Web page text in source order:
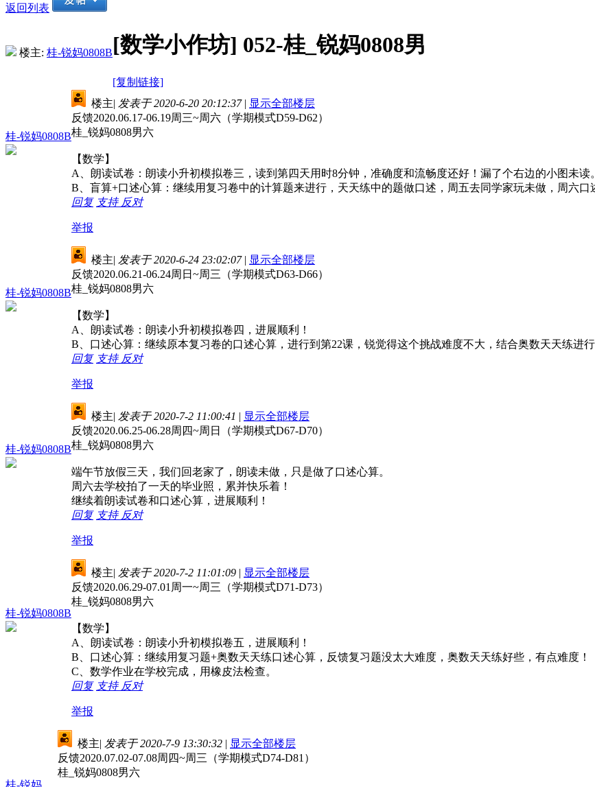
返回列表
楼主: 桂-锐妈0808B[数学小作坊] 052-桂_锐妈0808男
[复制链接]
桂-锐妈0808B
楼主| 发表于 2020-6-20 20:12:37 | 显示全部楼层
反馈2020.06.17-06.19周三~周六（学期模式D59-D62）
桂_锐妈0808男六
【数学】
A、朗读试卷：朗读小升初模拟卷三，读到第四天用时8分钟，准确度和流畅度还好！漏了个右边的小图未读
B、盲算+口述心算：继续用复习卷中的计算题来进行，天天练中的题做口述，周五去同学家玩未做，周六口
回复 支持 反对
举报
桂-锐妈0808B
楼主| 发表于 2020-6-24 23:02:07 | 显示全部楼层
反馈2020.06.21-06.24周日~周三（学期模式D63-D66）
桂_锐妈0808男六
【数学】
A、朗读试卷：朗读小升初模拟卷四，进展顺利！
B、口述心算：继续原本复习卷的口述心算，进行到第22课，锐觉得这个挑战难度不大，结合奥数天天练进行
回复 支持 反对
举报
桂-锐妈0808B
楼主| 发表于 2020-7-2 11:00:41 | 显示全部楼层
反馈2020.06.25-06.28周四~周日（学期模式D67-D70）
桂_锐妈0808男六
端午节放假三天，我们回老家了，朗读未做，只是做了口述心算。
周六去学校拍了一天的毕业照，累并快乐着！
继续着朗读试卷和口述心算，进展顺利！
回复 支持 反对
举报
桂-锐妈0808B
楼主| 发表于 2020-7-2 11:01:09 | 显示全部楼层
反馈2020.06.29-07.01周一~周三（学期模式D71-D73）
桂_锐妈0808男六
【数学】
A、朗读试卷：朗读小升初模拟卷五，进展顺利！
B、口述心算：继续用复习题+奥数天天练口述心算，反馈复习题没太大难度，奥数天天练好些，有点难度！
C、数学作业在学校完成，用橡皮法检查。
回复 支持 反对
举报
桂-锐妈
楼主| 发表于 2020-7-9 13:30:32 | 显示全部楼层
反馈2020.07.02-07.08周四~周三（学期模式D74-D81）
桂_锐妈0808男六